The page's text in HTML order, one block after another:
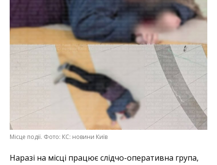
Місце події. Фото: КС: новини Київ
Наразі на місці працює слідчо-оперативна група,